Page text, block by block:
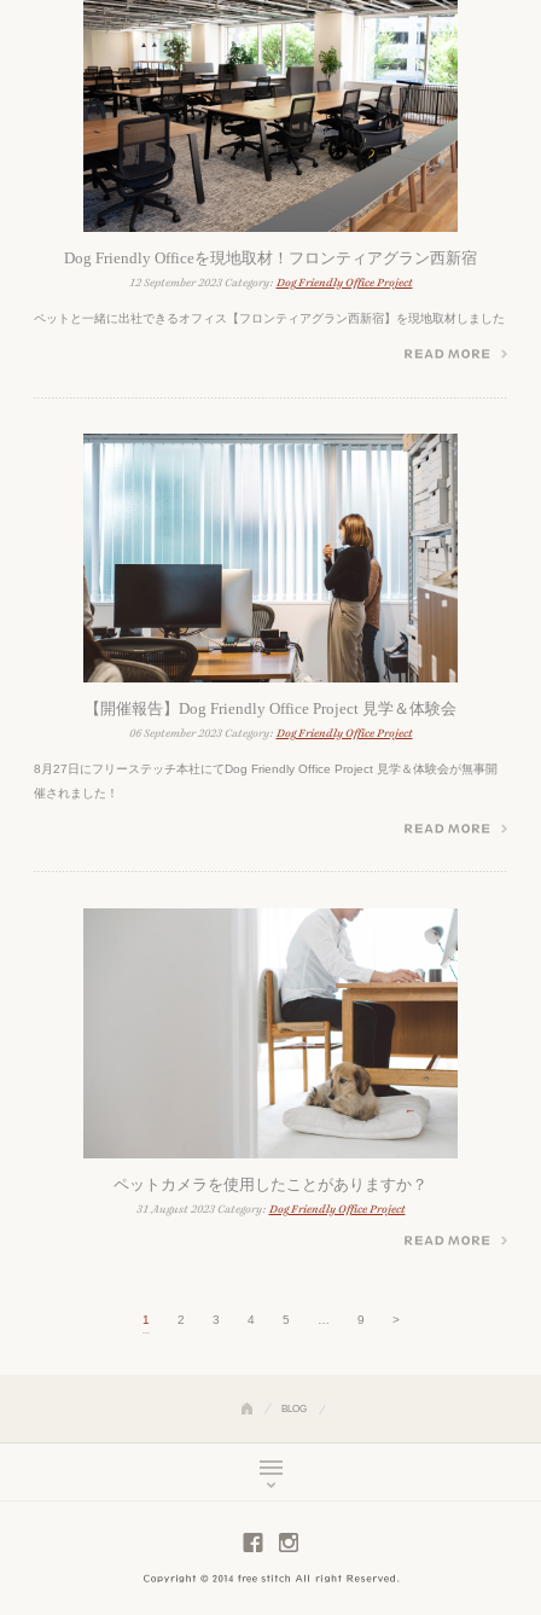
Dog Friendly Officeを現地取材！フロンティアグラン西新宿
12 September 2023 Category: Dog Friendly Office Project
ペットと一緒に出社できるオフィス【フロンティアグラン西新宿】を現地取材しました
【開催報告】Dog Friendly Office Project 見学＆体験会
06 September 2023 Category: Dog Friendly Office Project
8月27日にフリーステッチ本社にてDog Friendly Office Project 見学＆体験会が無事開
催されました！
ペットカメラを使用したことがありますか？
31 August 2023 Category: Dog Friendly Office Project
1 2 3 4 5 9 >
BLOG